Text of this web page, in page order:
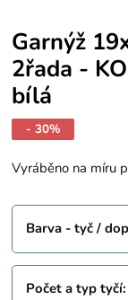
Garnýž
2řada -
bílá
- 30%
Vyráběno na míru
Barva - tyč /
Počet a typ tyčí: